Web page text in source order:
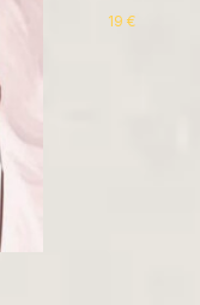
19 €